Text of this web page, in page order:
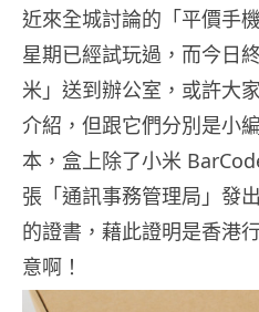
近來全城討論的「平價手
星期已經試玩過，而今日
米」送到辦公室，或許大
介紹，但跟它們分別是小
本，盒上除了小米
張「通訊事務管理局」發
的證書，藉此證明是香港
意啊！